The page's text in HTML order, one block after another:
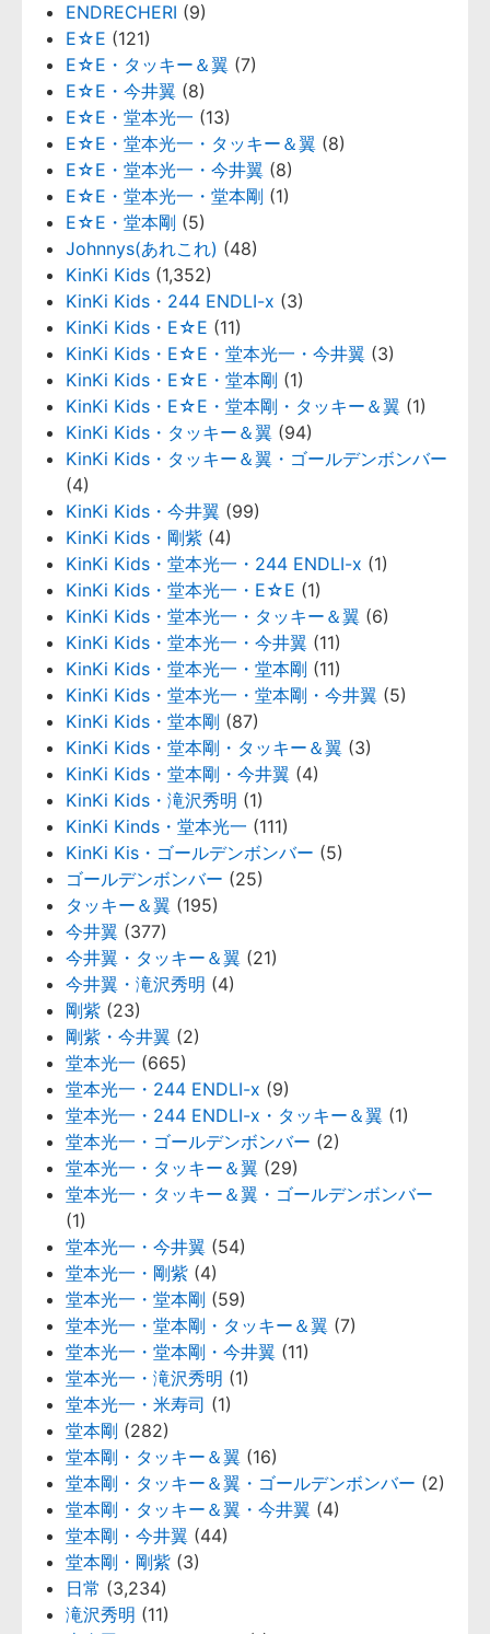
ENDRECHERI (9)
E☆E (121)
E☆E・タッキー＆翼 (7)
E☆E・今井翼 (8)
E☆E・堂本光一 (13)
E☆E・堂本光一・タッキー＆翼 (8)
E☆E・堂本光一・今井翼 (8)
E☆E・堂本光一・堂本剛 (1)
E☆E・堂本剛 (5)
Johnnys(あれこれ) (48)
KinKi Kids (1,352)
KinKi Kids・244 ENDLI-x (3)
KinKi Kids・E☆E (11)
KinKi Kids・E☆E・堂本光一・今井翼 (3)
KinKi Kids・E☆E・堂本剛 (1)
KinKi Kids・E☆E・堂本剛・タッキー＆翼 (1)
KinKi Kids・タッキー＆翼 (94)
KinKi Kids・タッキー＆翼・ゴールデンボンバー
(4)
KinKi Kids・今井翼 (99)
KinKi Kids・剛紫 (4)
KinKi Kids・堂本光一・244 ENDLI-x (1)
KinKi Kids・堂本光一・E☆E (1)
KinKi Kids・堂本光一・タッキー＆翼 (6)
KinKi Kids・堂本光一・今井翼 (11)
KinKi Kids・堂本光一・堂本剛 (11)
KinKi Kids・堂本光一・堂本剛・今井翼 (5)
KinKi Kids・堂本剛 (87)
KinKi Kids・堂本剛・タッキー＆翼 (3)
KinKi Kids・堂本剛・今井翼 (4)
KinKi Kids・滝沢秀明 (1)
KinKi Kinds・堂本光一 (111)
KinKi Kis・ゴールデンボンバー (5)
ゴールデンボンバー (25)
タッキー＆翼 (195)
今井翼 (377)
今井翼・タッキー＆翼 (21)
今井翼・滝沢秀明 (4)
剛紫 (23)
剛紫・今井翼 (2)
堂本光一 (665)
堂本光一・244 ENDLI-x (9)
堂本光一・244 ENDLI-x・タッキー＆翼 (1)
堂本光一・ゴールデンボンバー (2)
堂本光一・タッキー＆翼 (29)
堂本光一・タッキー＆翼・ゴールデンボンバー
(1)
堂本光一・今井翼 (54)
堂本光一・剛紫 (4)
堂本光一・堂本剛 (59)
堂本光一・堂本剛・タッキー＆翼 (7)
堂本光一・堂本剛・今井翼 (11)
堂本光一・滝沢秀明 (1)
堂本光一・米寿司 (1)
堂本剛 (282)
堂本剛・タッキー＆翼 (16)
堂本剛・タッキー＆翼・ゴールデンボンバー (2)
堂本剛・タッキー＆翼・今井翼 (4)
堂本剛・今井翼 (44)
堂本剛・剛紫 (3)
日常 (3,234)
滝沢秀明 (11)